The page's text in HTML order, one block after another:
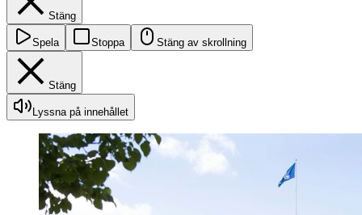
Stäng
Spela Stoppa Stäng av skrollning
Stäng
Lyssna på innehållet